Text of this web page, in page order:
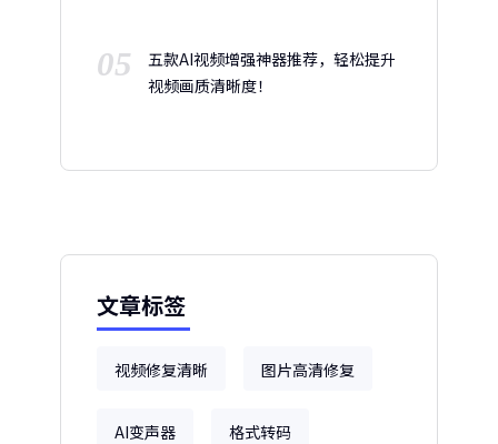
05
五款AI视频增强神器推荐，轻松提升
视频画质清晰度！
文章标签
视频修复清晰 图片高清修复
AI变声器 格式转码